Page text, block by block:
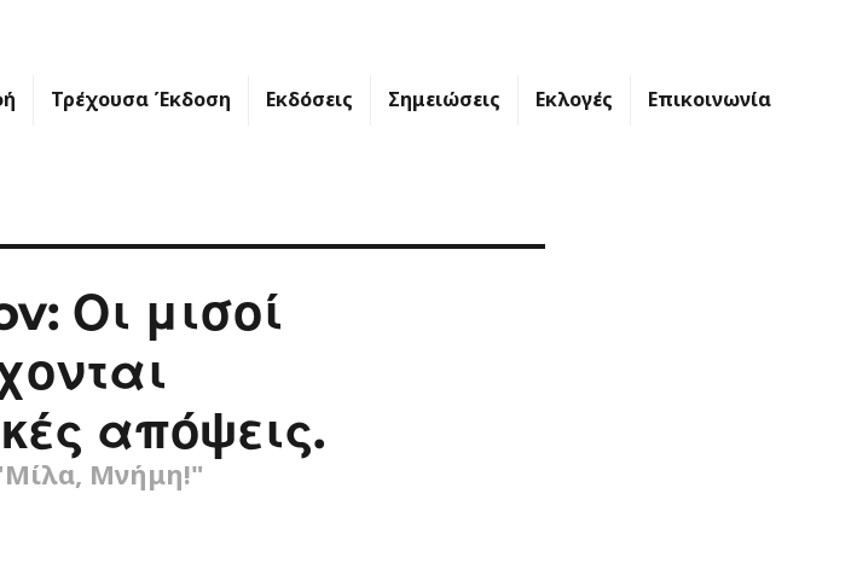
Τρέχουσα Έκδοση Εκδόσεις Σημειώσεις Εκλογές Επικοινωνία
Οι μισοί
απόψεις.
Μνήμη!"